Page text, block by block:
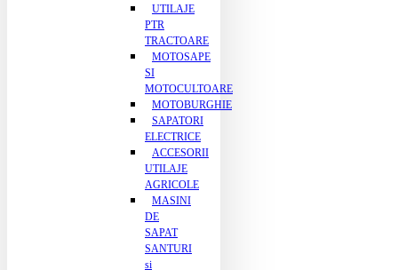
UTILAJE
PTR
TRACTOARE
MOTOSAPE
SI
MOTOCULTOARE
MOTOBURGHIE
SAPATORI
ELECTRICE
ACCESORII
UTILAJE
AGRICOLE
MASINI
DE
SAPAT
SANTURI
si